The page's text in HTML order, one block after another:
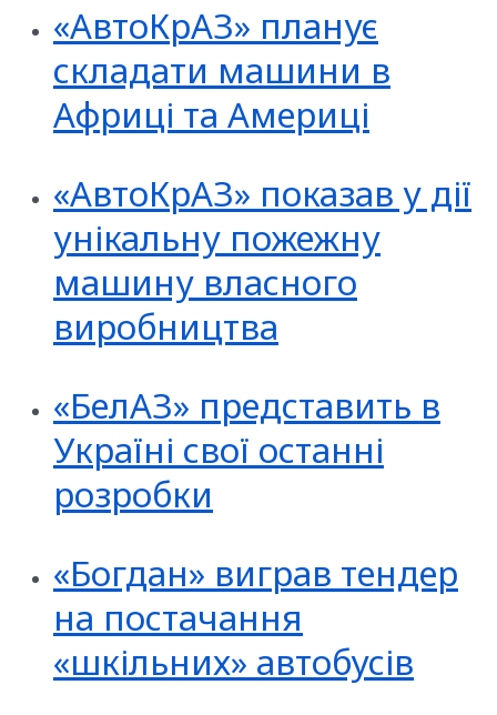
«АвтоКрАЗ» планує
складати машини в
Африці та Америці
«АвтоКрАЗ» показав у дії
унікальну пожежну
машину власного
виробництва
«БелАЗ» представить в
Україні свої останні
розробки
«Богдан» виграв тендер
на постачання
«шкільних» автобусів